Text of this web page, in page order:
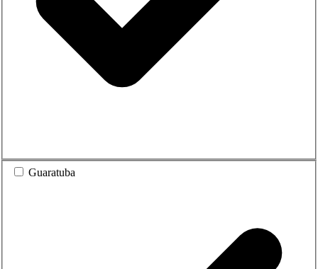
Guaratuba